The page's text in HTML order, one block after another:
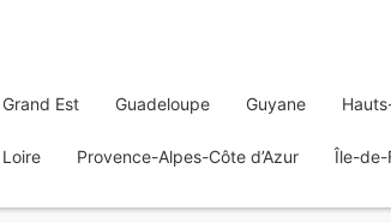
Grand Est Guadeloupe Guyane
Provence-Alpes-Côte d’Azur Île-de-